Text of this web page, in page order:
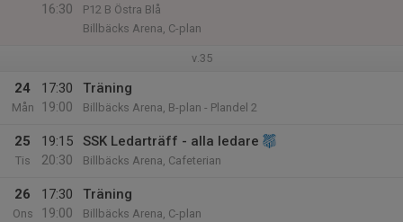
16:30
P12 B Östra Blå
Billbäcks Arena, C-plan
v.35
24
Mån
17:30
19:00
Träning
Billbäcks Arena, B-plan - Plandel 2
25
Tis
19:15
20:30
SSK Ledarträff - alla ledare
Billbäcks Arena, Cafeterian
26
Ons
17:30
19:00
Träning
Billbäcks Arena, C-plan